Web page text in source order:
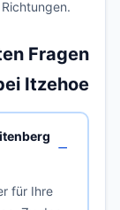
Fragen
Itzehoe
für Ihre